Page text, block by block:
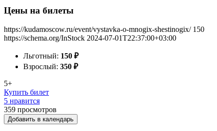
Цены на билеты
https://kudamoscow.ru/event/vystavka-o-mnogix-shestinogix/ 150
https://schema.org/InStock 2024-07-01T22:37:00+03:00
Льготный: 150 ₽
Взрослый: 350 ₽
5+
Купить билет
5 нравится
359 просмотров
Добавить в календарь